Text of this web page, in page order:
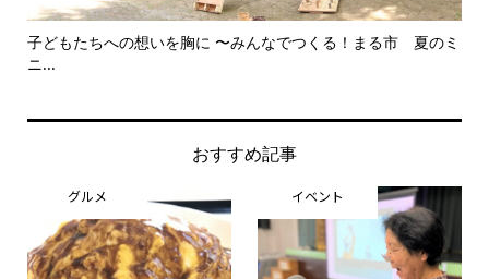
子どもたちへの想いを胸に 〜みんなでつくる！まる市 夏のミ
ニ...
おすすめ記事
グルメ イベント